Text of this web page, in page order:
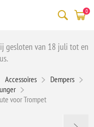
0
gesloten van 18 juli tot en
Accessoires
Dempers
voor Trompet